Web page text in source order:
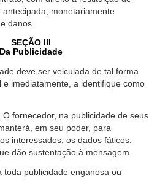
monetariamente
danos.
SEÇÃO III
Da Publicidade
deve ser veiculada de tal forma
e imediatamente, a identifique como
O fornecedor, na publicidade de seus
em seu poder, para
interessados, os dados fáticos,
dão sustentação à mensagem.
toda publicidade enganosa ou